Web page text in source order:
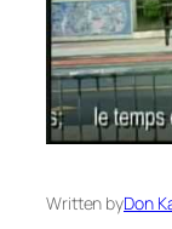
Written byDon